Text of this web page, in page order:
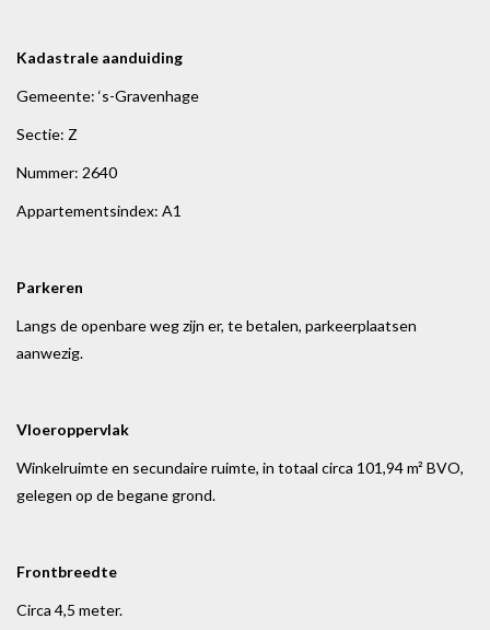
Kadastrale aanduiding
Gemeente: ‘s-Gravenhage
Sectie: Z
Nummer: 2640
Appartementsindex: A1
Parkeren
Langs de openbare weg zijn er, te betalen, parkeerplaatsen
aanwezig.
Vloeroppervlak
Winkelruimte en secundaire ruimte, in totaal circa 101,94 m² BVO,
gelegen op de begane grond.
Frontbreedte
Circa 4,5 meter.